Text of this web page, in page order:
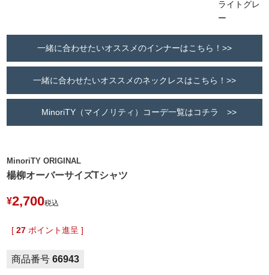
ライトグレ
ー
一緒に合わせたいオススメのインナーはこちら！>>
一緒に合わせたいオススメのネックレスはこちら！>>
MinoriTY（マイノリティ）コーデ一覧はコチラ >>
MinoriTY ORIGINAL
楊柳オーバーサイズTシャツ
¥2,700税込
[ 27 ポイント進呈 ]
商品番号 66943